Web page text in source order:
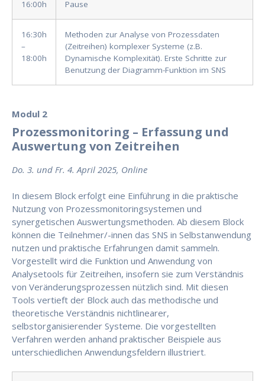
16:00h Pause
16:30h
–
18:00h
Methoden zur Analyse von Prozessdaten
(Zeitreihen) komplexer Systeme (z.B.
Dynamische Komplexität). Erste Schritte zur
Benutzung der Diagramm-Funktion im SNS
Modul 2
Prozessmonitoring – Erfassung und
Auswertung von Zeitreihen
Do. 3. und Fr. 4. April 2025, Online
In diesem Block erfolgt eine Einführung in die praktische
Nutzung von Prozessmonitoringsystemen und
synergetischen Auswertungsmethoden. Ab diesem Block
können die Teilnehmer/-innen das SNS in Selbstanwendung
nutzen und praktische Erfahrungen damit sammeln.
Vorgestellt wird die Funktion und Anwendung von
Analysetools für Zeitreihen, insofern sie zum Verständnis
von Veränderungsprozessen nützlich sind. Mit diesen
Tools vertieft der Block auch das methodische und
theoretische Verständnis nichtlinearer,
selbstorganisierender Systeme. Die vorgestellten
Verfahren werden anhand praktischer Beispiele aus
unterschiedlichen Anwendungsfeldern illustriert.